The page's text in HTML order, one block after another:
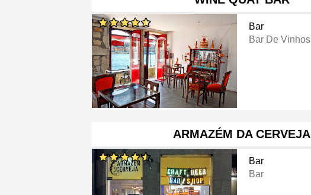
Bar
Bar De Vinhos
ARMAZÉM DA CERVEJA
Bar
Bar